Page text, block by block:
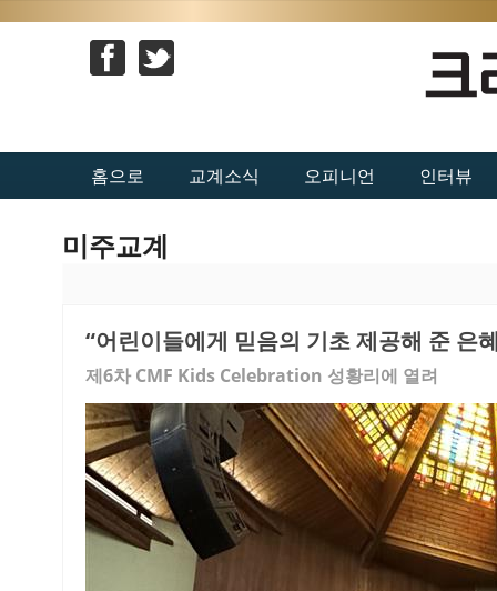
홈으로 교계소식 오피니언 인터뷰
미주교계
“어린이들에게 믿음의 기초 제공해 준 은
제6차 CMF Kids Celebration 성황리에 열려